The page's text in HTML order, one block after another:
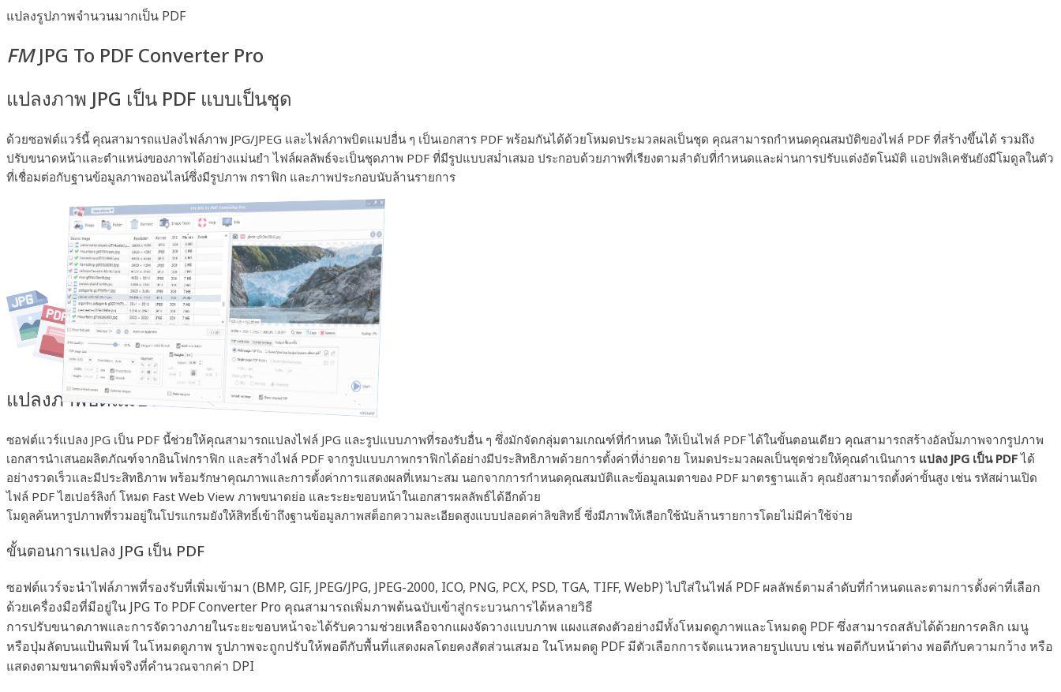
แปลงรูปภาพจำนวนมากเป็น PDF
FMJPG To PDF Converter Pro
แปลงภาพ JPG เป็น PDF แบบเป็นชุด
ด้วยซอฟต์แวร์นี้ คุณสามารถแปลงไฟล์ภาพ JPG/JPEG และไฟล์ภาพบิตแมปอื่น ๆ เป็นเอกสาร PDF พร้อมกันได้ด้วยโหมดประมวลผลเป็นชุด คุณสามารถกำหนดคุณสมบัติของไฟล์ PDF ที่สร้างขึ้นได้ รวมถึง
ปรับขนาดหน้าและตำแหน่งของภาพได้อย่างแม่นยำ ไฟล์ผลลัพธ์จะเป็นชุดภาพ PDF ที่มีรูปแบบสม่ำเสมอ ประกอบด้วยภาพที่เรียงตามลำดับที่กำหนดและผ่านการปรับแต่งอัตโนมัติ แอปพลิเคชันยังมีโมดูลในตัว
ที่เชื่อมต่อกับฐานข้อมูลภาพออนไลน์ซึ่งมีรูปภาพ กราฟิก และภาพประกอบนับล้านรายการ
แปลงภาพบิตแมปจำนวนมากเป็นรูปแบบ PDF
ซอฟต์แวร์แปลง JPG เป็น PDF นี้ช่วยให้คุณสามารถแปลงไฟล์ JPG และรูปแบบภาพที่รองรับอื่น ๆ ซึ่งมักจัดกลุ่มตามเกณฑ์ที่กำหนด ให้เป็นไฟล์ PDF ได้ในขั้นตอนเดียว คุณสามารถสร้างอัลบั้มภาพจากรูปภาพ
เอกสารนำเสนอผลิตภัณฑ์จากอินโฟกราฟิก และสร้างไฟล์ PDF จากรูปแบบภาพกราฟิกได้อย่างมีประสิทธิภาพด้วยการตั้งค่าที่ง่ายดาย โหมดประมวลผลเป็นชุดช่วยให้คุณดำเนินการ แปลง JPG เป็น PDFได้
อย่างรวดเร็วและมีประสิทธิภาพ พร้อมรักษาคุณภาพและการตั้งค่าการแสดงผลที่เหมาะสม นอกจากการกำหนดคุณสมบัติและข้อมูลเมตาของ PDF มาตรฐานแล้ว คุณยังสามารถตั้งค่าขั้นสูง เช่น รหัสผ่านเปิด
ไฟล์ PDF ไฮเปอร์ลิงก์ โหมด Fast Web View ภาพขนาดย่อ และระยะขอบหน้าในเอกสารผลลัพธ์ได้อีกด้วย
โมดูลค้นหารูปภาพที่รวมอยู่ในโปรแกรมยังให้สิทธิ์เข้าถึงฐานข้อมูลภาพสต็อกความละเอียดสูงแบบปลอดค่าลิขสิทธิ์ ซึ่งมีภาพให้เลือกใช้นับล้านรายการโดยไม่มีค่าใช้จ่าย
ขั้นตอนการแปลง JPG เป็น PDF
ซอฟต์แวร์จะนำไฟล์ภาพที่รองรับที่เพิ่มเข้ามา (BMP, GIF, JPEG/JPG, JPEG-2000, ICO, PNG, PCX, PSD, TGA, TIFF, WebP) ไปใส่ในไฟล์ PDF ผลลัพธ์ตามลำดับที่กำหนดและตามการตั้งค่าที่เลือก
ด้วยเครื่องมือที่มีอยู่ใน JPG To PDF Converter Pro คุณสามารถเพิ่มภาพต้นฉบับเข้าสู่กระบวนการได้หลายวิธี
การปรับขนาดภาพและการจัดวางภายในระยะขอบหน้าจะได้รับความช่วยเหลือจากแผงจัดวางแบบภาพ แผงแสดงตัวอย่างมีทั้งโหมดดูภาพและโหมดดู PDF ซึ่งสามารถสลับได้ด้วยการคลิก เมนู
หรือปุ่มลัดบนแป้นพิมพ์ ในโหมดดูภาพ รูปภาพจะถูกปรับให้พอดีกับพื้นที่แสดงผลโดยคงสัดส่วนเสมอ ในโหมดดู PDF มีตัวเลือกการจัดแนวหลายรูปแบบ เช่น พอดีกับหน้าต่าง พอดีกับความกว้าง หรือ
แสดงตามขนาดพิมพ์จริงที่คำนวณจากค่า DPI